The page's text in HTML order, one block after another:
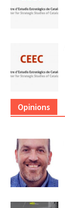
Opinions